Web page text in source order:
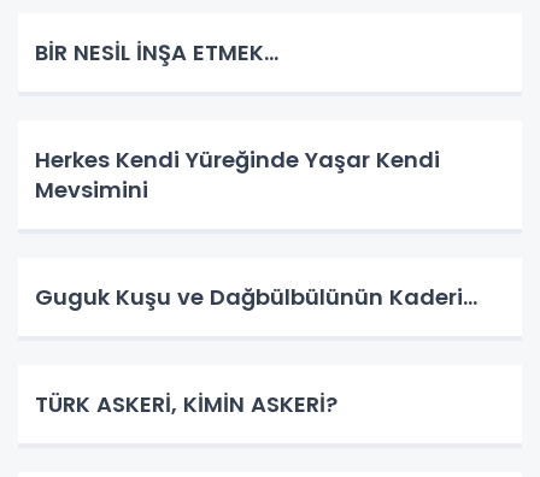
BİR NESİL İNŞA ETMEK…
Herkes Kendi Yüreğinde Yaşar Kendi
Mevsimini
Guguk Kuşu ve Dağbülbülünün Kaderi…
TÜRK ASKERİ, KİMİN ASKERİ?